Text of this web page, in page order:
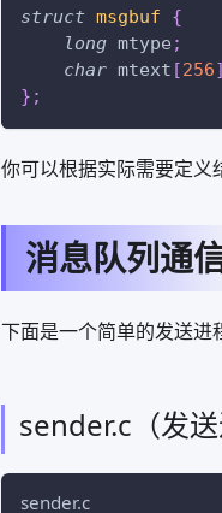
struct msgbuf
{
long mtype ;
char mtext [256]
} ;
你可以根据实际需要定义
消息队列通
下面是一个简单的发送进
sender.c（发送
sender.c